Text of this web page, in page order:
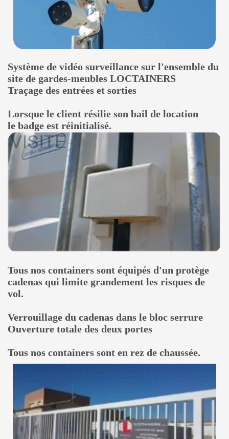
Système de vidéo surveillance sur l'ensemble du
site de gardes-meubles LOCTAINERS
Traçage des entrées et sorties
Lorsque le client résilie son bail de location
le badge est réinitialisé.
Tous nos containers sont équipés d'un protège
cadenas qui limite grandement les risques de
vol.
Verrouillage du cadenas dans le bloc serrure
Ouverture totale des deux portes
Tous nos containers sont en rez de chaussée.